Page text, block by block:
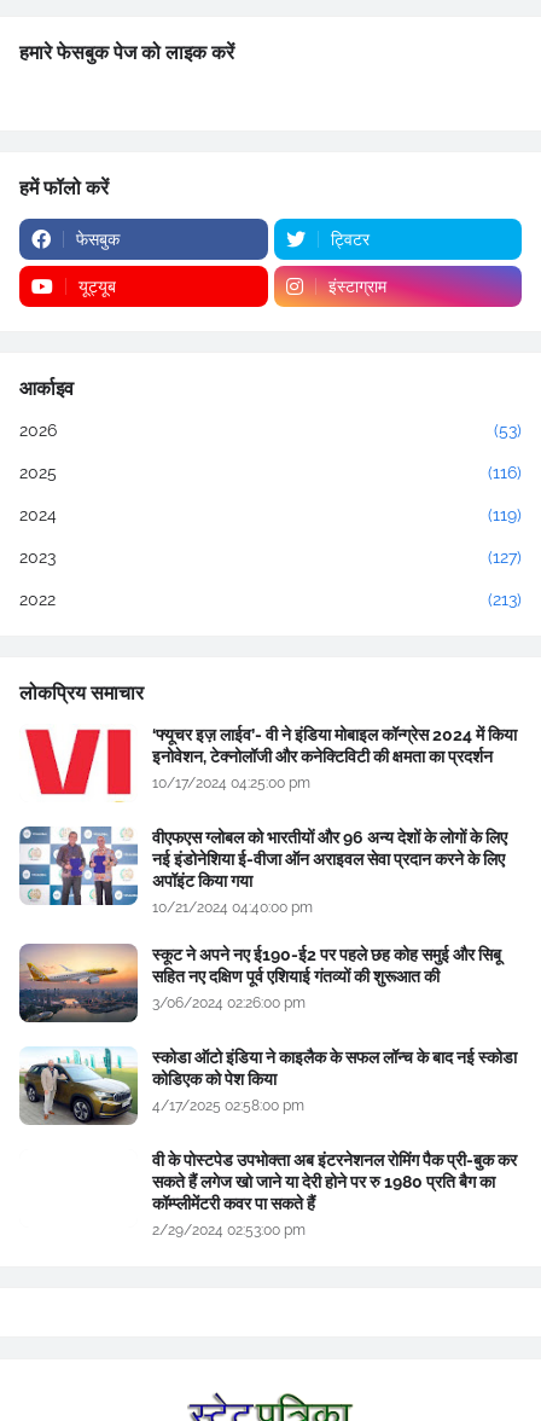
हमारे फेसबुक पेज को लाइक करें
हमें फॉलो करें
फेसबुक ट्विटर
यूट्यूब इंस्टाग्राम
आर्काइव
2026 (53)
2025 (116)
2024 (119)
2023 (127)
2022 (213)
लोकप्रिय समाचार
‘फ्यूचर इज़ लाईव’- वी ने इंडिया मोबाइल कॉन्ग्रेस 2024 में किया
इनोवेशन, टेक्नोलॉजी और कनेक्टिविटी की क्षमता का प्रदर्शन
10/17/2024 04:25:00 pm
वीएफएस ग्लोबल को भारतीयों और 96 अन्य देशों के लोगों के लिए
नई इंडोनेशिया ई-वीजा ऑन अराइवल सेवा प्रदान करने के लिए
अपॉइंट किया गया
10/21/2024 04:40:00 pm
स्कूट ने अपने नए ई190-ई2 पर पहले छह कोह समुई और सिबू
सहित नए दक्षिण पूर्व एशियाई गंतव्यों की शुरूआत की
3/06/2024 02:26:00 pm
स्कोडा ऑटो इंडिया ने काइलैक के सफल लॉन्च के बाद नई स्कोडा
कोडिएक को पेश किया
4/17/2025 02:58:00 pm
वी के पोस्टपेड उपभोक्ता अब इंटरनेशनल रोमिंग पैक प्री-बुक कर
सकते हैं लगेज खो जाने या देरी होने पर रु 1980 प्रति बैग का
कॉम्प्लीमेंटरी कवर पा सकते हैं
2/29/2024 02:53:00 pm